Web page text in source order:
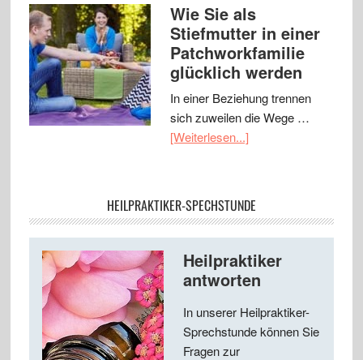
Wie Sie als
Stiefmutter in einer
Patchworkfamilie
glücklich werden
In einer Beziehung trennen
sich zuweilen die Wege …
[Weiterlesen...]
HEILPRAKTIKER-SPECHSTUNDE
Heilpraktiker
antworten
In unserer Heilpraktiker-
Sprechstunde können Sie
Fragen zur